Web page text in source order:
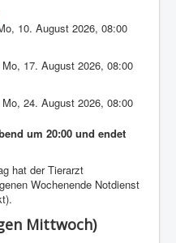
10. August 2026,08:00
Mo, 17. August 2026,08:00
Mo, 24. August 2026,08:00
um 20:00 und endet
hat der Tierarzt
Wochenende Notdienst
Mittwoch)